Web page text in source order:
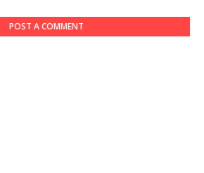
POST A COMMENT